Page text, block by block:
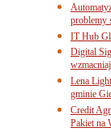
problemy
IT Hub
Digital
Lena
gminie
Credit
Pakiet na